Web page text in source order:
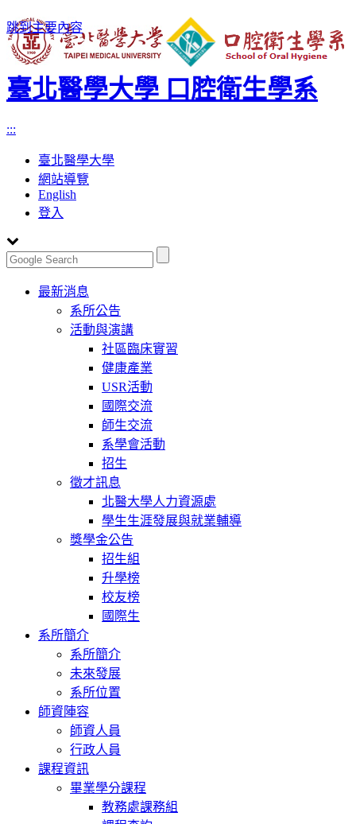
跳到主要內容
臺北醫學大學 口腔衛生學系
:::
臺北醫學大學
網站導覽
English
登入
Toggle
navigation
最新消息
系所公告
活動與演講
社區臨床實習
健康產業
USR活動
國際交流
師生交流
系學會活動
招生
徵才訊息
北醫大學人力資源處
學生生涯發展與就業輔導
獎學金公告
招生組
升學榜
校友榜
國際生
系所簡介
系所簡介
未來發展
系所位置
師資陣容
師資人員
行政人員
課程資訊
畢業學分課程
教務處課務組